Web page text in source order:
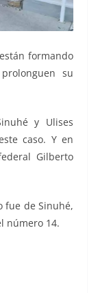
formando
su
y Ulises
caso. Y en
Gilberto
fue de Sinuhé,
número 14.